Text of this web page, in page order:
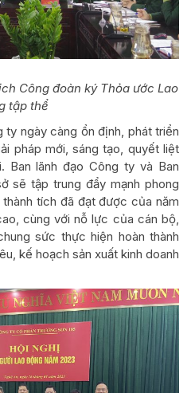
Công đoàn ký Thỏa ước Lao
tập thể
ngày càng ổn định, phát triển
pháp mới, sáng tạo, quyết liệt
Ban lãnh đạo Công ty và Ban
sẽ tập trung đẩy mạnh phong
tích đã đạt được của năm
cùng với nỗ lực của cán bộ,
sức thực hiện hoàn thành
kế hoạch sản xuất kinh doanh